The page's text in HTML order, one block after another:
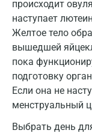
происходит
наступает
Желтое тело
вышедшей
пока
подготовку
Если она не
менструальный
Выбрать день
Лабинск
Липецк
Люберцы